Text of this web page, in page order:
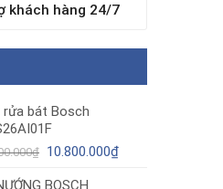
khách hàng 24/7
rửa bát Bosch
₫ Giá
10.800.000₫Giá
BOSCH